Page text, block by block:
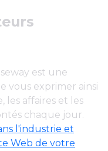
est une
vous exprimer ainsi
les affaires et les
chaque jour.
l'industrie et
Web de votre